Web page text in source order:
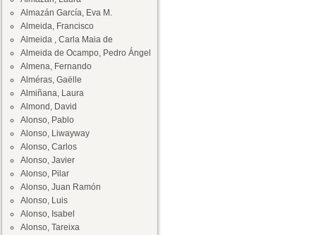
Almazán García, Eva M.
Almeida, Francisco
Almeida , Carla Maia de
Almeida de Ocampo, Pedro Ángel
Almena, Fernando
Alméras, Gaëlle
Almiñana, Laura
Almond, David
Alonso, Pablo
Alonso, Liwayway
Alonso, Carlos
Alonso, Javier
Alonso, Pilar
Alonso, Juan Ramón
Alonso, Luis
Alonso, Isabel
Alonso, Tareixa